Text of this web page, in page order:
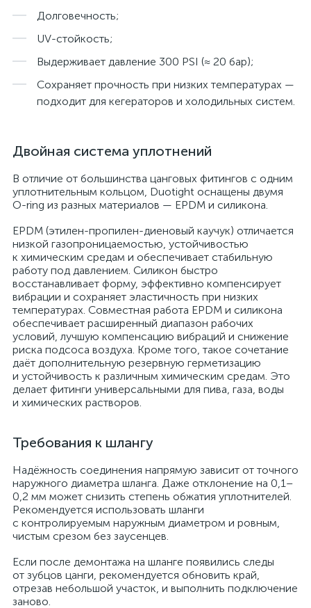
Долговечность;
UV-стойкость;
Выдерживает давление 300 PSI (≈ 20 бар);
Сохраняет прочность при низких температурах —
подходит для кегераторов и холодильных систем.
Двойная система уплотнений
В отличие от большинства цанговых фитингов с одним
уплотнительным кольцом, Duotight оснащены двумя
O-ring из разных материалов — EPDM и силикона.
EPDM (этилен-пропилен-диеновый каучук) отличается
низкой газопроницаемостью, устойчивостью
к химическим средам и обеспечивает стабильную
работу под давлением. Силикон быстро
восстанавливает форму, эффективно компенсирует
вибрации и сохраняет эластичность при низких
температурах. Совместная работа EPDM и силикона
обеспечивает расширенный диапазон рабочих
условий, лучшую компенсацию вибраций и снижение
риска подсоса воздуха. Кроме того, такое сочетание
даёт дополнительную резервную герметизацию
и устойчивость к различным химическим средам. Это
делает фитинги универсальными для пива, газа, воды
и химических растворов.
Требования к шлангу
Надёжность соединения напрямую зависит от точного
наружного диаметра шланга. Даже отклонение на 0,1–
0,2 мм может снизить степень обжатия уплотнителей.
Рекомендуется использовать шланги
с контролируемым наружным диаметром и ровным,
чистым срезом без заусенцев.
Если после демонтажа на шланге появились следы
от зубцов цанги, рекомендуется обновить край,
отрезав небольшой участок, и выполнить подключение
заново.